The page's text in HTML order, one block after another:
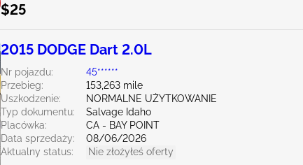
$25
2015 DODGE Dart 2.0L
Nr pojazdu:
45******
Przebieg:
153,263 mile
Uszkodzenie:
NORMALNE UŻYTKOWANIE
Typ dokumentu:
Salvage Idaho
Placówka:
CA - BAY POINT
Data sprzedaży:
08/06/2026
Aktualny status:
Nie złożyłeś oferty